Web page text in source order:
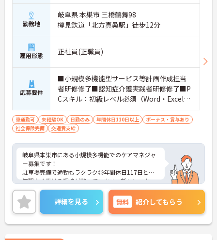
勤務地
岐阜県 本巣市 三橋鶴舞98
樽見鉄道「北方真桑駅」徒歩12分
雇用形態 正社員(正職員)
応募要件
■小規模多機能型サービス等計画作成担当
者研修修了■認知症介護実践者研修修了■P
Cスキル：初級レベル必須（Word・Excel）
■経験者優遇
車通勤可 未経験OK 日勤のみ 年間休日110日以上
ボーナス・賞与あり
社会保険完備
交通費支給
岐阜県本巣市にある小規模多機能でのケアマネジャ
ー募集です！
駐車場完備で通勤もラクラク◎年間休日117日と、
無理なく働ける環境が整っています。新しいスター
トを切れるこの機会に、ぜひご応募をご検討くださ
い。
ご興味のある方には、面接対策ポイントなど、さら
に詳細をご案内しますのでお気軽にご相談くださ
い！
詳細を見る 無料 紹介してもらう